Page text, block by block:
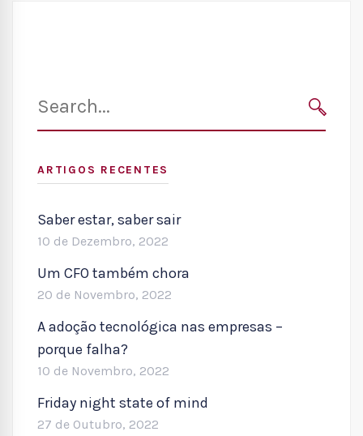
for:
ARTIGOS RECENTES
Saber estar, saber sair
10 de Dezembro, 2022
Um CFO também chora
20 de Novembro, 2022
A adoção tecnológica nas empresas –
porque falha?
10 de Novembro, 2022
Friday night state of mind
27 de Outubro, 2022